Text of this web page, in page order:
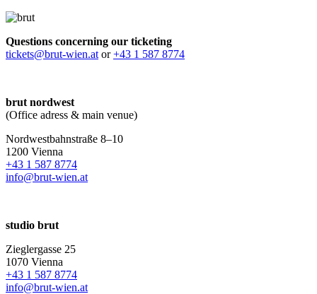
Questions concerning our ticketing
tickets@brut-wien.at or+43 1 587 8774
brut nordwest
(Office adress & main venue)
Nordwestbahnstraße 8–10
1200 Vienna
+43 1 587 8774
info@brut-wien.at
studio brut
Zieglergasse 25
1070 Vienna
+43 1 587 8774
info@brut-wien.at